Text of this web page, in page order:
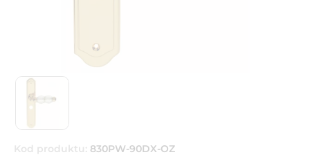
Kod produktu: 830PW-90DX-OZ